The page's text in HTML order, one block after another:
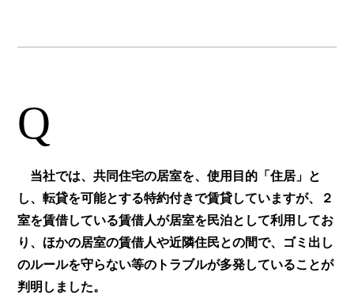
Q
当社では、共同住宅の居室を、使用目的「住居」と
し、転貸を可能とする特約付きで賃貸していますが、２
室を賃借している賃借人が居室を民泊として利用してお
り、ほかの居室の賃借人や近隣住民との間で、ゴミ出し
のルールを守らない等のトラブルが多発していることが
判明しました。